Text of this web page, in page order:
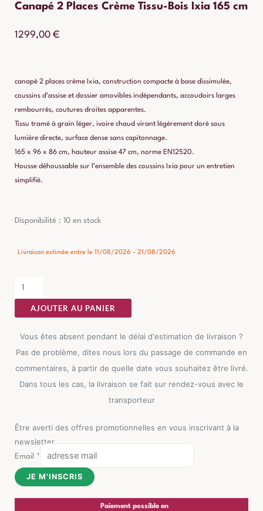
Canapé 2 Places Crème Tissu-Bois Ixia 165 cm
1299,00 €
canapé 2 places crème Ixia, construction compacte à base dissimulée,
coussins d’assise et dossier amovibles indépendants, accoudoirs larges
rembourrés, coutures droites apparentes.
Tissu tramé à grain léger, ivoire chaud virant légèrement doré sous
lumière directe, surface dense sans capitonnage.
165 x 96 x 86 cm, hauteur assise 47 cm, norme EN12520.
Housse déhoussable sur l’ensemble des coussins Ixia pour un entretien
simplifié.
Disponibilité : 10 en stock
Livraison estimée entre le 11/08/2026 - 21/08/2026
quantité
Canapé
Places
Crème
Tissu-
AJOUTER AU PANIER
Vous êtes absent pendant le délai d'estimation de livraison ?
Pas de problème, dites nous lors du passage de commande en
commentaires, à partir de quelle date vous souhaitez être livré.
Dans tous les cas, la livraison se fait sur rendez-vous avec le
transporteur
Être averti des offres promotionnelles en vous inscrivant à la
newsletter
Email *
JE M'INSCRIS
Paiement possible en